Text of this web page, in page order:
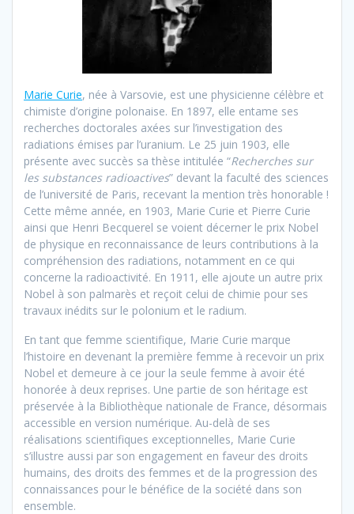
Marie Curie, née à Varsovie, est une physicienne célèbre et
chimiste d’origine polonaise. En 1897, elle entame ses
recherches doctorales axées sur l’investigation des
radiations émises par l’uranium. Le 25 juin 1903, elle
présente avec succès sa thèse intitulée “Recherches sur
les substances radioactives” devant la faculté des sciences
de l’université de Paris, recevant la mention très honorable !
Cette même année, en 1903, Marie Curie et Pierre Curie
ainsi que Henri Becquerel se voient décerner le prix Nobel
de physique en reconnaissance de leurs contributions à la
compréhension des radiations, notamment en ce qui
concerne la radioactivité. En 1911, elle ajoute un autre prix
Nobel à son palmarès et reçoit celui de chimie pour ses
travaux inédits sur le polonium et le radium.
En tant que femme scientifique, Marie Curie marque
l’histoire en devenant la première femme à recevoir un prix
Nobel et demeure à ce jour la seule femme à avoir été
honorée à deux reprises. Une partie de son héritage est
préservée à la Bibliothèque nationale de France, désormais
accessible en version numérique. Au-delà de ses
réalisations scientifiques exceptionnelles, Marie Curie
s’illustre aussi par son engagement en faveur des droits
humains, des droits des femmes et de la progression des
connaissances pour le bénéfice de la société dans son
ensemble.